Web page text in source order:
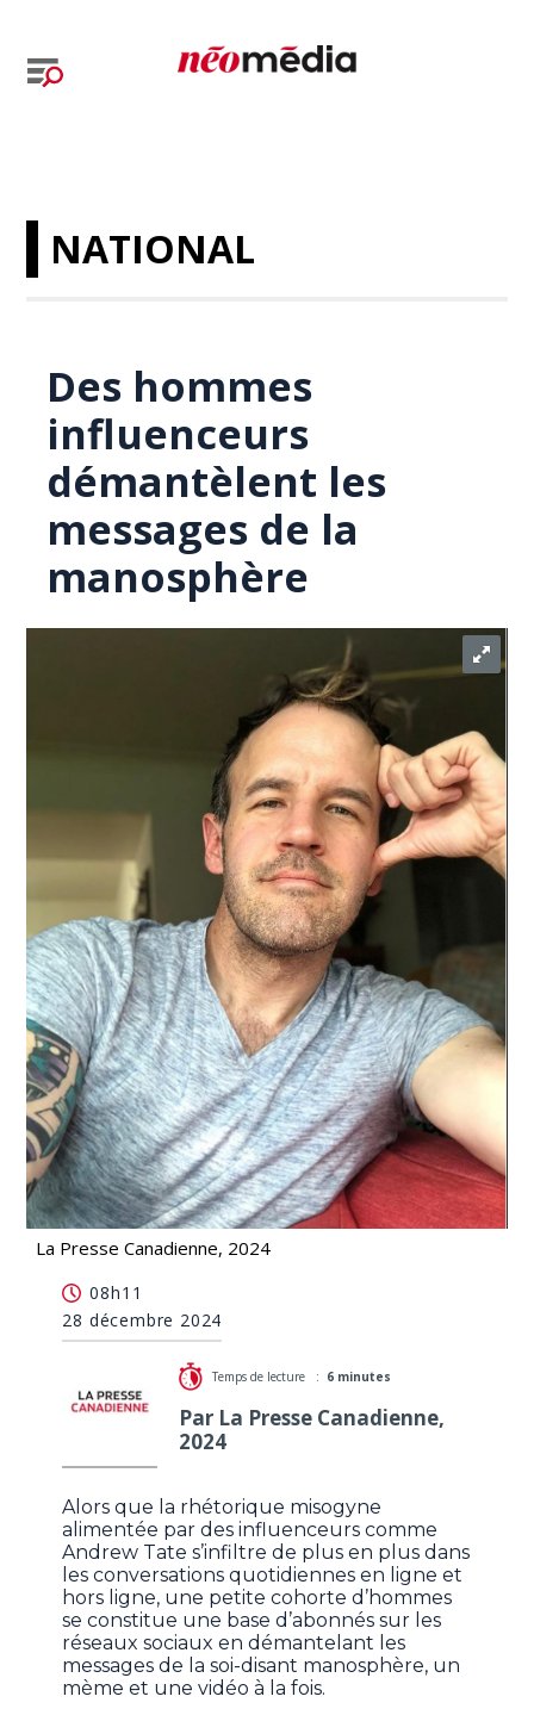
NATIONAL
Des hommes
influenceurs
démantèlent les
messages de la
manosphère
La Presse Canadienne, 2024
messages de la manosphère
08h11
28 décembre 2024
Temps de lecture : 6 minutes
Par La Presse Canadienne,
2024
Alors que la rhétorique misogyne
alimentée par des influenceurs comme
Andrew Tate s’infiltre de plus en plus dans
les conversations quotidiennes en ligne et
hors ligne, une petite cohorte d’hommes
se constitue une base d’abonnés sur les
réseaux sociaux en démantelant les
messages de la soi-disant manosphère, un
mème et une vidéo à la fois.